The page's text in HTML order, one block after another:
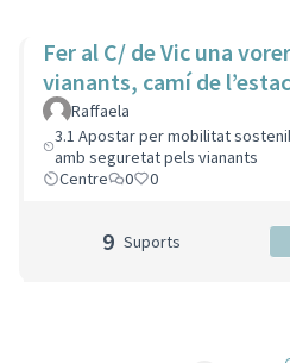
Fer al C/ de Vic una
vianants, camí de
Raffaela
3.1 Apostar per mobilitat
amb seguretat pels vianants
Centre
0 0
9 Suports